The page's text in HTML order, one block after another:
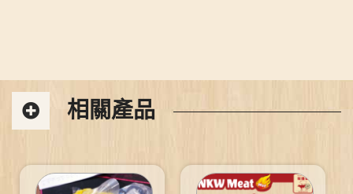
相關產品